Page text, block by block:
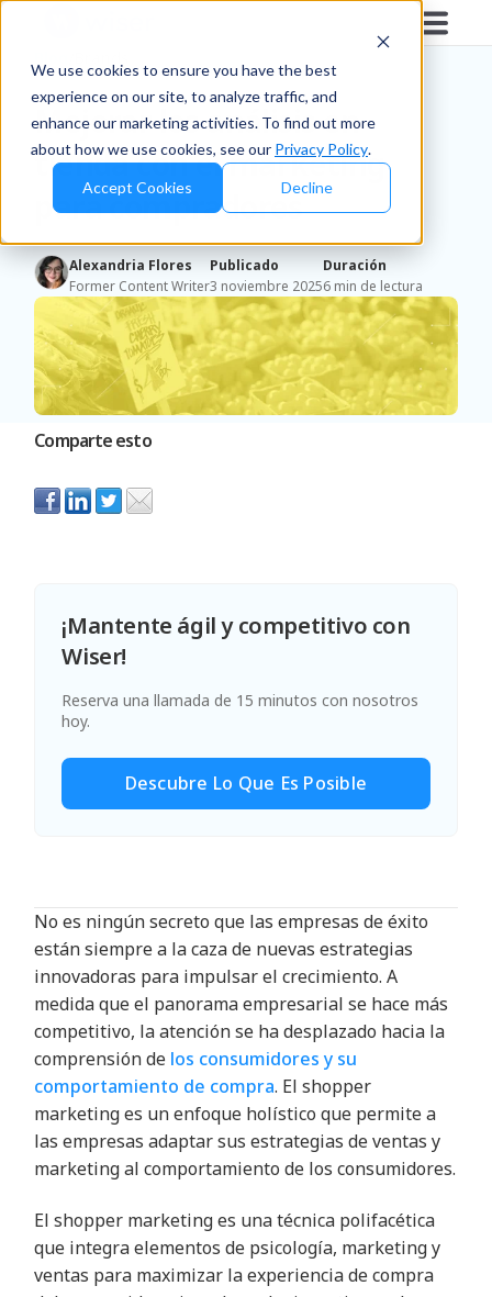
We use cookies to ensure you have the best
experience on our site, to analyze traffic, and
enhance our marketing activities. To find out more
about how we use cookies, see our Privacy Policy.
Accept Cookies Decline
Mejorar los análisis en
tienda con el marketing
para compradores
Alexandria Flores
Former Content Writer
Publicado
3 noviembre 2025
Duración
6 min de lectura
Comparte esto
¡Mantente ágil y competitivo con
Wiser!
Reserva una llamada de 15 minutos con nosotros
hoy.
Descubre Lo Que Es Posible
No es ningún secreto que las empresas de éxito
están siempre a la caza de nuevas estrategias
innovadoras para impulsar el crecimiento. A
medida que el panorama empresarial se hace más
competitivo, la atención se ha desplazado hacia la
comprensión de los consumidores y su
comportamiento de compra. El shopper
marketing es un enfoque holístico que permite a
las empresas adaptar sus estrategias de ventas y
marketing al comportamiento de los consumidores.
El shopper marketing es una técnica polifacética
que integra elementos de psicología, marketing y
ventas para maximizar la experiencia de compra